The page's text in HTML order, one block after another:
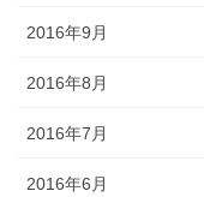
2016年9月
2016年8月
2016年7月
2016年6月